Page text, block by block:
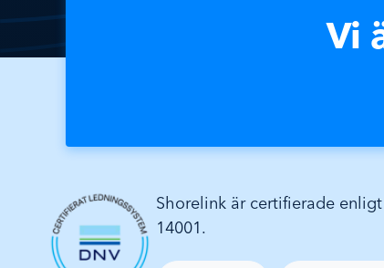
Vi
Shorelink är certifierade
14001.